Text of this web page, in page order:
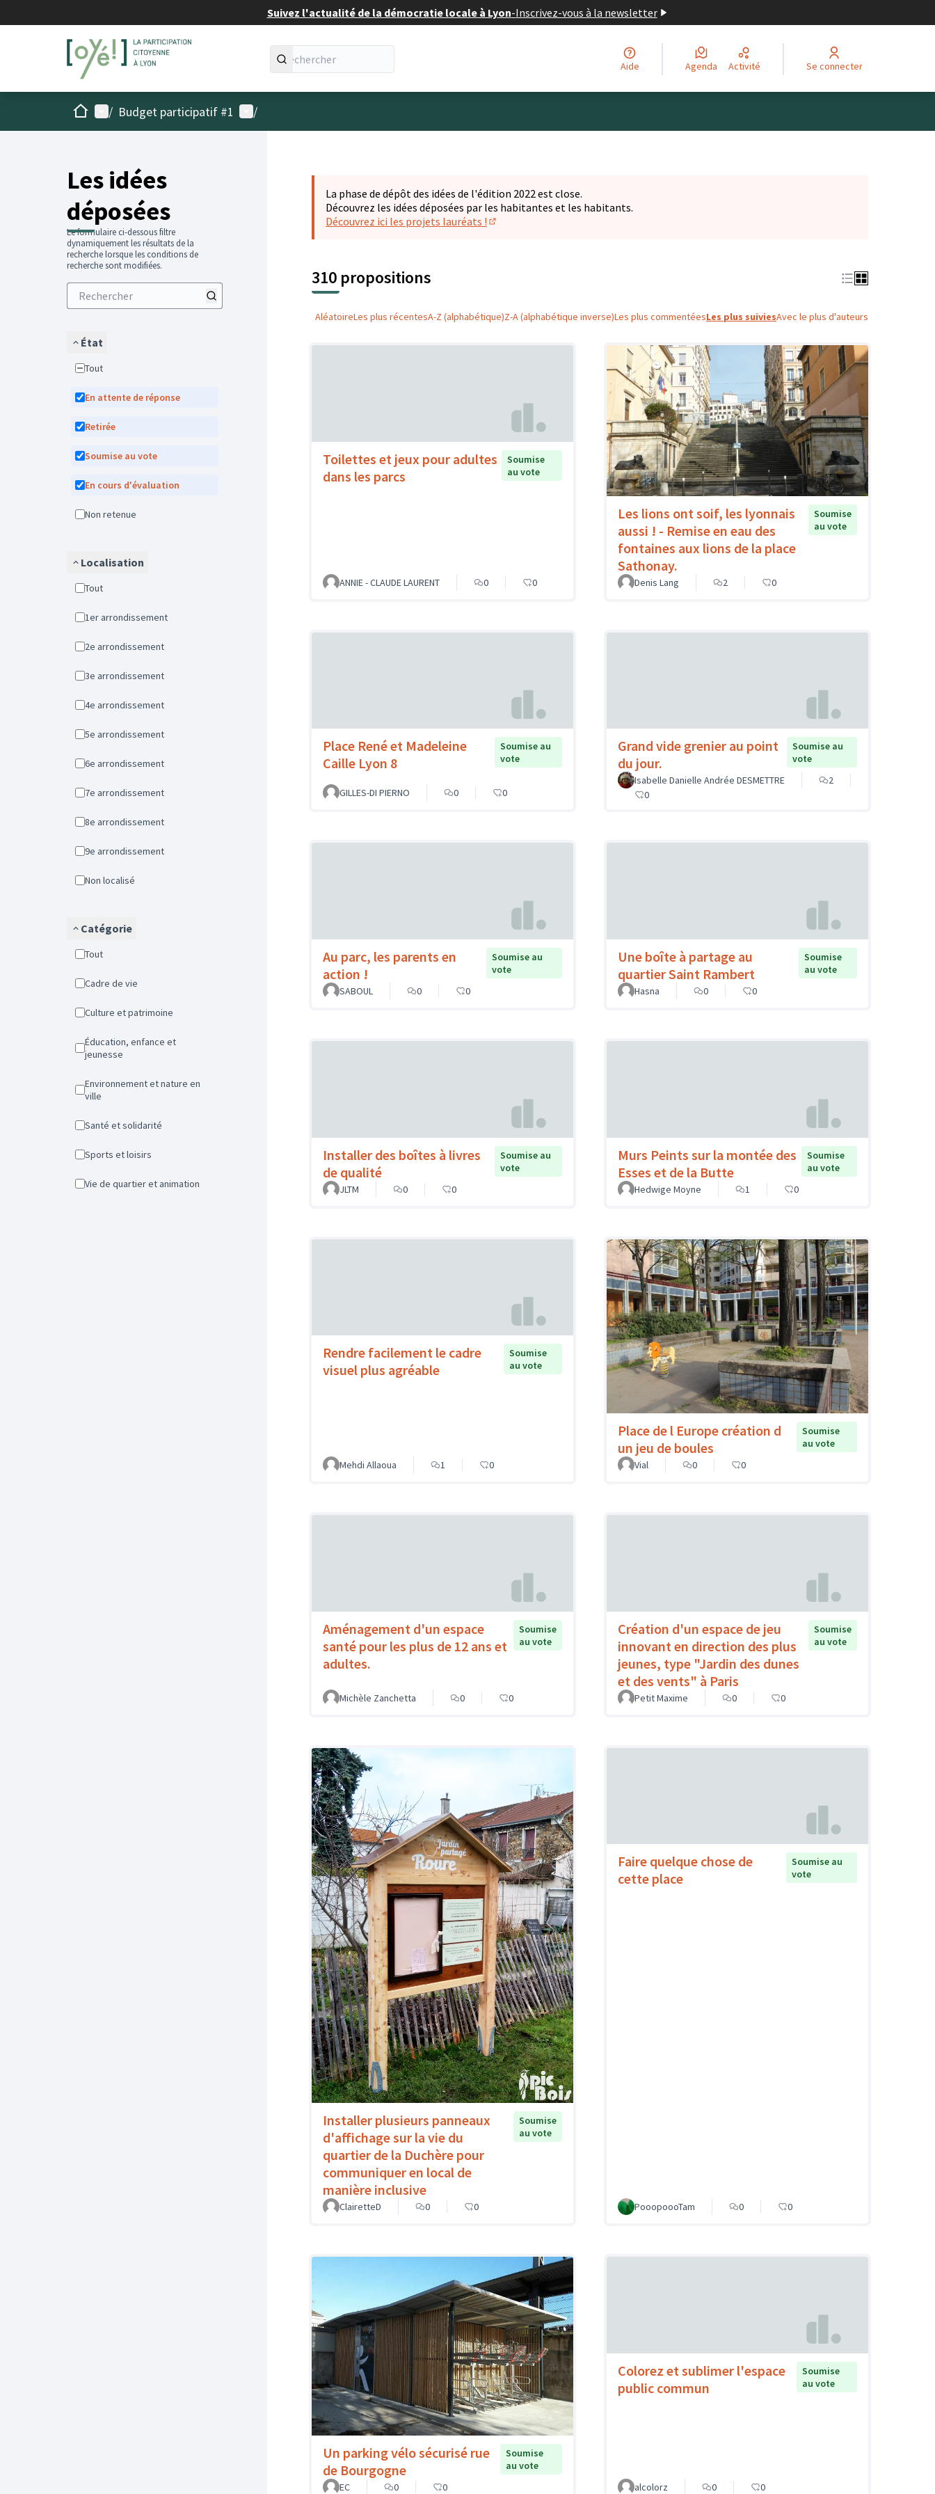
Suivez l'actualité de la démocratie locale à Lyon-Inscrivez-vous à la newsletter
Aide Agenda Activité Se connecter
AccueilMenu principal
/ Budget participatif #1 Menu utilisateur
/
Les idées
déposées
Le formulaire ci-dessous filtre
dynamiquement les résultats de la
recherche lorsque les conditions de
recherche sont modifiées.
État
Tout
En attente de réponse
Retirée
Soumise au vote
En cours d'évaluation
Non retenue
Localisation
Tout
1er arrondissement
2e arrondissement
3e arrondissement
4e arrondissement
5e arrondissement
6e arrondissement
7e arrondissement
8e arrondissement
9e arrondissement
Non localisé
Catégorie
Tout
Cadre de vie
Culture et patrimoine
Éducation, enfance et
jeunesse
Environnement et nature en
ville
Santé et solidarité
Sports et loisirs
Vie de quartier et animation
La phase de dépôt des idées de l'édition 2022 est close.
Découvrez les idées déposées par les habitantes et les habitants.
Découvrez ici les projets lauréats !
310 propositions
AléatoireLes plus récentesA-Z (alphabétique)Z-A (alphabétique inverse)Les plus commentéesLes plus suiviesAvec le plus d'auteurs
Toilettes et jeux pour adultes
dans les parcs
Soumise
au vote
ANNIE - CLAUDE LAURENT 0 0
Les lions ont soif, les lyonnais
aussi ! - Remise en eau des
fontaines aux lions de la place
Sathonay.
Soumise
au vote
Denis Lang 2 0
Place René et Madeleine
Caille Lyon 8
Soumise au
vote
GILLES-DI PIERNO 0 0
Grand vide grenier au point
du jour.
Soumise au
vote
Isabelle Danielle Andrée DESMETTRE
2
0
Au parc, les parents en
action !
Soumise au
vote
SABOUL
0 0
Une boîte à partage au
quartier Saint Rambert
Soumise
au vote
Hasna
0 0
Installer des boîtes à livres
de qualité
Soumise au
vote
JLTM
0 0
Murs Peints sur la montée des
Esses et de la Butte
Soumise
au vote
Hedwige Moyne
1 0
Rendre facilement le cadre
visuel plus agréable
Soumise
au vote
Mehdi Allaoua 1 0
Place de l Europe création d
un jeu de boules
Soumise
au vote
Vial
0 0
Aménagement d'un espace
santé pour les plus de 12 ans et
adultes.
Soumise
au vote
Michèle Zanchetta 0 0
Création d'un espace de jeu
innovant en direction des plus
jeunes, type "Jardin des dunes
et des vents" à Paris
Soumise
au vote
Petit Maxime 0 0
Installer plusieurs panneaux
d'affichage sur la vie du
quartier de la Duchère pour
communiquer en local de
manière inclusive
Soumise
au vote
ClairetteD 0 0
Faire quelque chose de
cette place
Soumise au
vote
PooopoooTam 0 0
Un parking vélo sécurisé rue
de Bourgogne
Soumise
au vote
EC
0 0
Colorez et sublimer l'espace
public commun
Soumise
au vote
alcolorz 0 0